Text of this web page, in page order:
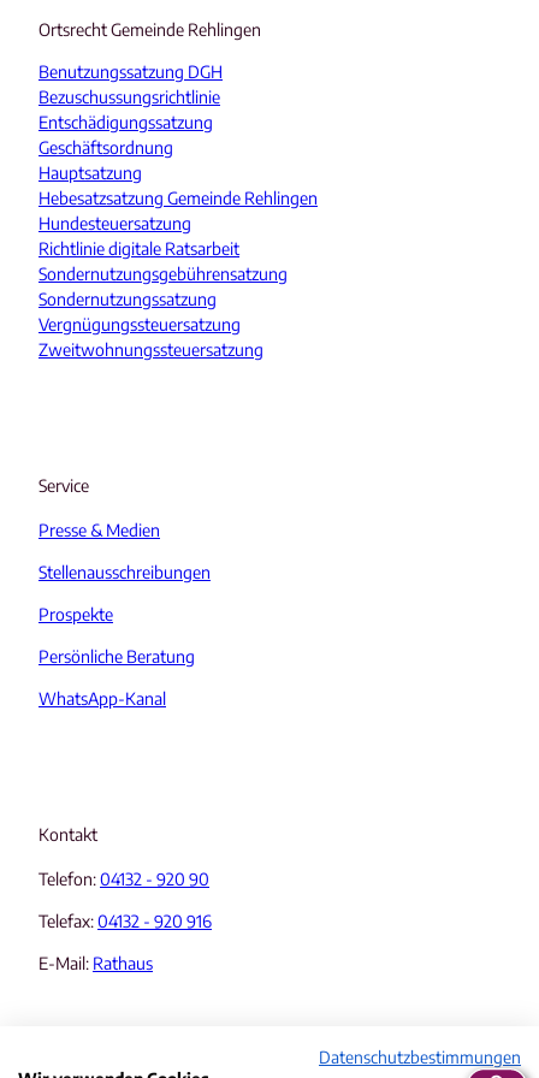
Ortsrecht Gemeinde Rehlingen
Benutzungssatzung DGH
Bezuschussungsrichtlinie
Entschädigungssatzung
Geschäftsordnung
Hauptsatzung
Hebesatzsatzung Gemeinde Rehlingen
Hundesteuersatzung
Richtlinie digitale Ratsarbeit
Sondernutzungsgebührensatzung
Sondernutzungssatzung
Vergnügungssteuersatzung
Zweitwohnungssteuersatzung
Service
Presse & Medien
Stellenausschreibungen
Prospekte
Persönliche Beratung
WhatsApp-Kanal
Kontakt
Telefon:04132 - 920 90
Telefax:04132 - 920 916
E-Mail: Rathaus
Datenschutzbestimmungen